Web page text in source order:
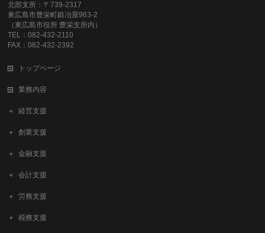
北部支所：〒739-2317
東広島市豊栄町鍛冶屋963-2
（東広島市役所 豊栄支所内）
TEL：082-432-2110
FAX：082-432-2392
トップページ
業務内容
経営支援
創業支援
金融支援
会計支援
労務支援
税務支援